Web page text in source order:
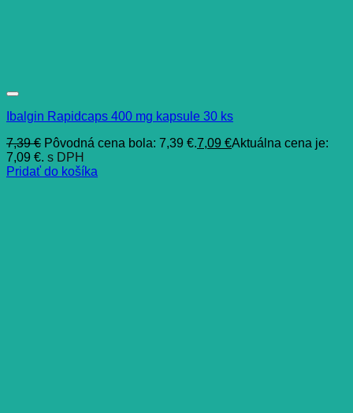
Ibalgin Rapidcaps 400 mg kapsule 30 ks
7,39€ Pôvodná cena bola: 7,39 €.7,09 €Aktuálna cena je:
7,09 €. s DPH
Pridať do košíka